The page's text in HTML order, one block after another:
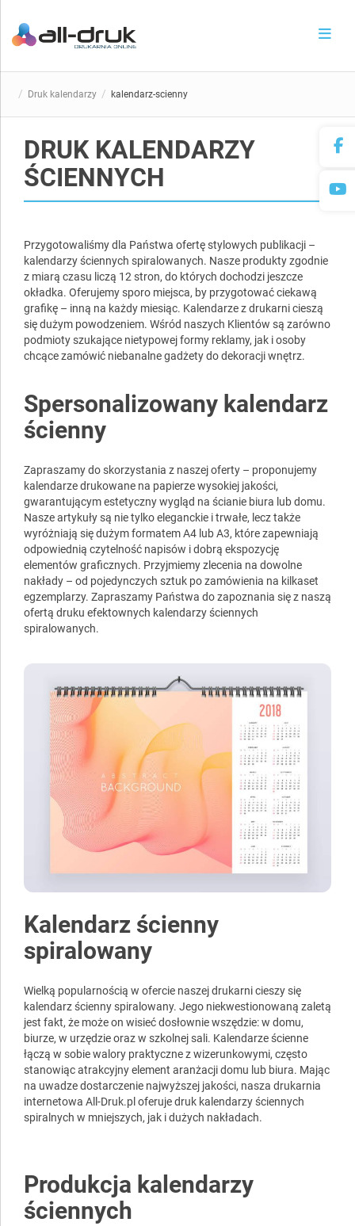
Druk kalendarzy kalendarz-scienny
DRUK KALENDARZY
ŚCIENNYCH
Przygotowaliśmy dla Państwa ofertę stylowych publikacji –
kalendarzy ściennych spiralowanych. Nasze produkty zgodnie
z miarą czasu liczą 12 stron, do których dochodzi jeszcze
okładka. Oferujemy sporo miejsca, by przygotować ciekawą
grafikę – inną na każdy miesiąc. Kalendarze z drukarni cieszą
się dużym powodzeniem. Wśród naszych Klientów są zarówno
podmioty szukające nietypowej formy reklamy, jak i osoby
chcące zamówić niebanalne gadżety do dekoracji wnętrz.
Spersonalizowany kalendarz
ścienny
Zapraszamy do skorzystania z naszej oferty – proponujemy
kalendarze drukowane na papierze wysokiej jakości,
gwarantującym estetyczny wygląd na ścianie biura lub domu.
Nasze artykuły są nie tylko eleganckie i trwałe, lecz także
wyróżniają się dużym formatem A4 lub A3, które zapewniają
odpowiednią czytelność napisów i dobrą ekspozycję
elementów graficznych. Przyjmiemy zlecenia na dowolne
nakłady – od pojedynczych sztuk po zamówienia na kilkaset
egzemplarzy. Zapraszamy Państwa do zapoznania się z naszą
ofertą druku efektownych kalendarzy ściennych
spiralowanych.
Kalendarz ścienny
spiralowany
Wielką popularnością w ofercie naszej drukarni cieszy się
kalendarz ścienny spiralowany. Jego niekwestionowaną zaletą
jest fakt, że może on wisieć dosłownie wszędzie: w domu,
biurze, w urzędzie oraz w szkolnej sali. Kalendarze ścienne
łączą w sobie walory praktyczne z wizerunkowymi, często
stanowiąc atrakcyjny element aranżacji domu lub biura. Mając
na uwadze dostarczenie najwyższej jakości, nasza drukarnia
internetowa All-Druk.pl oferuje druk kalendarzy ściennych
spiralnych w mniejszych, jak i dużych nakładach.
Produkcja kalendarzy
ściennych